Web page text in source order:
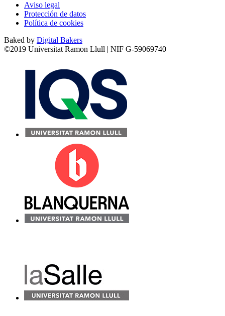
Aviso legal
Protección de datos
Política de cookies
Baked by Digital Bakers
©2019 Universitat Ramon Llull | NIF G-59069740